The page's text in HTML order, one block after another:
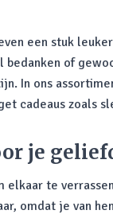
een stuk
of
In ons
cadeaus zoals
je
elkaar te
omdat je van